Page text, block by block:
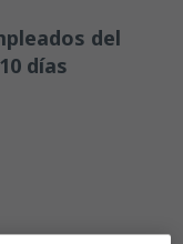
del
días